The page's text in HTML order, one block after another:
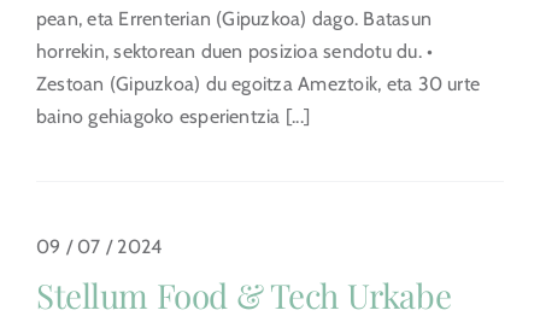
pean, eta Errenterian (Gipuzkoa) dago. Batasun
horrekin, sektorean duen posizioa sendotu du. •
Zestoan (Gipuzkoa) du egoitza Ameztoik, eta 30 urte
baino gehiagoko esperientzia [...]
09 / 07 / 2024
Stellum Food & Tech Urkabe